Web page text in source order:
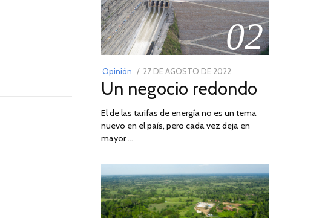
02
Opinión
POSTED
ON
27 DE AGOSTO DE 2022
DE
DE
2022
Un negocio redondo
El de las tarifas de energía no es un tema
nuevo en el país, pero cada vez deja en
mayor …